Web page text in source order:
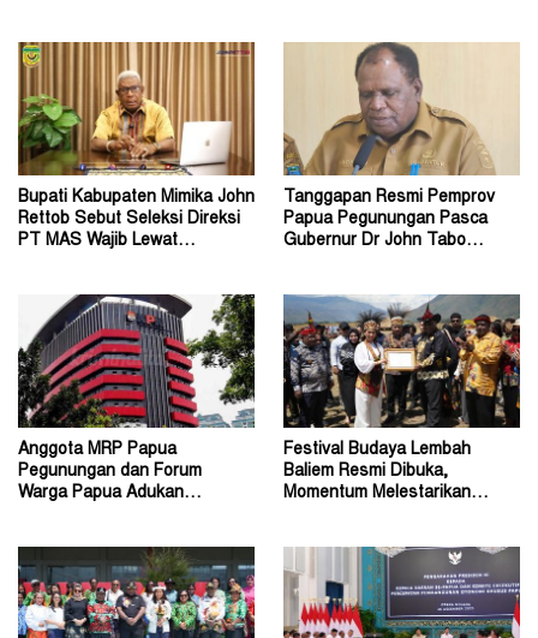
Bupati Kabupaten Mimika John
Rettob Sebut Seleksi Direksi
PT MAS Wajib Lewat
Tanggapan Resmi Pemprov
Papua Pegunungan Pasca
Gubernur Dr John Tabo
Anggota MRP Papua
Pegunungan dan Forum
Warga Papua Adukan
Festival Budaya Lembah
Baliem Resmi Dibuka,
Momentum Melestarikan